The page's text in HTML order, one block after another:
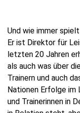
Und wie immer
Er ist Direktor für
letzten 20 Jahren
als auch was über
Trainern und auch
Nationen Erfolge im
und Trainerinnen in